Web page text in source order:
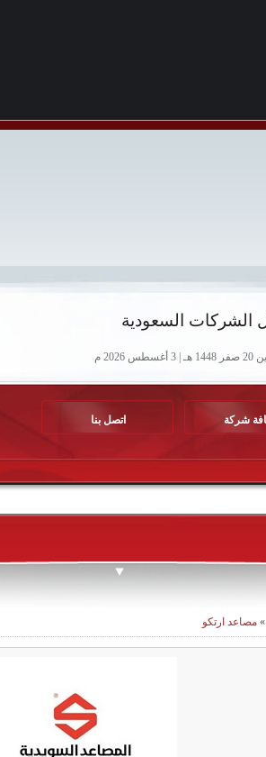
الشركات السعودية
2026 م
شركة اتصل بنا
» مصاعد ارتكو